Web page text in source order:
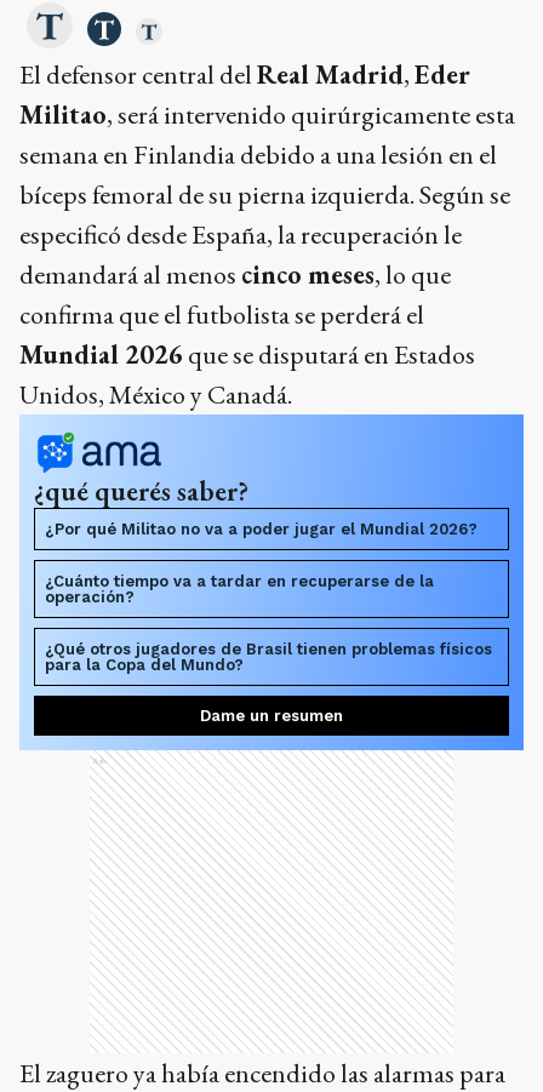
El defensor central delReal Madrid,Eder
Militao, será intervenido quirúrgicamente esta
semana en Finlandia debido a una lesión en el
bíceps femoral de su pierna izquierda. Según se
especificó desde España, la recuperación le
demandará al menos cinco meses, lo que
confirma que el futbolista se perderá el
Mundial 2026 que se disputará en Estados
Unidos, México y Canadá.
¿qué querés saber?
¿Por qué Militao no va a poder jugar el Mundial 2026?
¿Cuánto tiempo va a tardar en recuperarse de la
operación?
¿Qué otros jugadores de Brasil tienen problemas físicos
para la Copa del Mundo?
Dame un resumen
Ads
El zaguero ya había encendido las alarmas para